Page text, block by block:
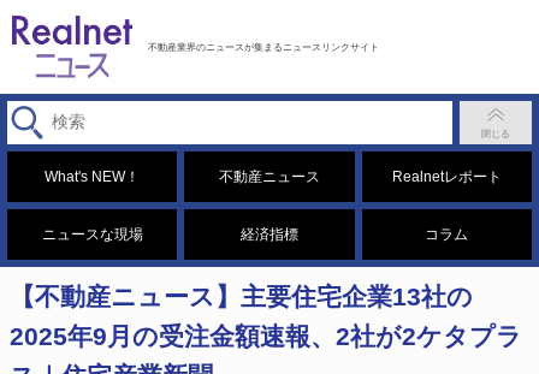
不動産業界のニュースが集まるニュースリンクサイト
What's NEW！ 不動産ニュース Realnetレポート
ニュースな現場 経済指標 コラム
【不動産ニュース】主要住宅企業13社の
2025年9月の受注金額速報、2社が2ケタプラ